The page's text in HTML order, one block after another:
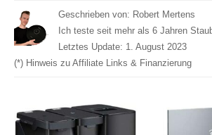
Geschrieben von: Robert Mertens
Ich teste seit mehr als 6 Jahren
Letztes Update: 1. August 2023
(*) Hinweis zu Affiliate Links & Finanzierung